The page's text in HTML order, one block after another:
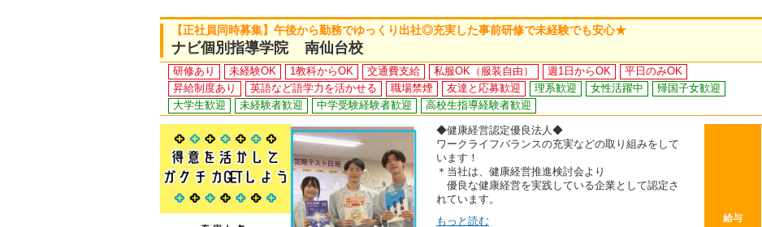
【正社員同時募集】午後から勤務でゆっくり出社◎充実した事前研修で未経験でも安心★
ナビ個別指導学院 南仙台校
研修あり 未経験OK 1教科からOK 交通費支給 私服OK（服装自由） 週1日からOK
平日のみOK
昇給制度あり
英語など語学力を活かせる 職場禁煙 友達と応募歓迎 理系歓迎 女性活躍中
帰国子女歓迎
大学生歓迎
未経験者歓迎 中学受験経験者歓迎 高校生指導経験者歓迎
◆健康経営認定優良法人◆
ワークライフバランスの充実などの取り組みをして
います！
＊当社は、健康経営推進検討会より
優良な健康経営を実践している企業として認定さ
れています。
もっと読む
給与